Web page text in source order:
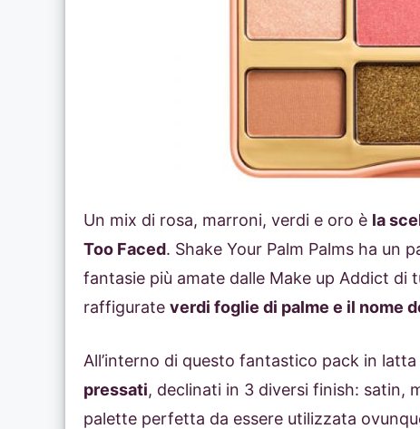
Un mix di rosa, marroni, verdi e oro è la
Too Faced. Shake Your Palm Palms ha un
fantasie più amate dalle Make up Addict di
raffigurate verdi foglie di palme e il nome
All’interno di questo fantastico pack in
pressati, declinati in 3 diversi finish: satin,
palette perfetta da essere utilizzata